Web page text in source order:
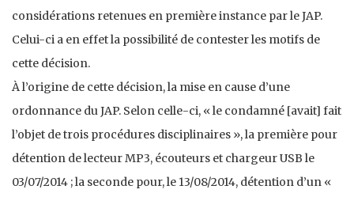
considérations retenues en première instance par le JAP.
Celui-ci a en effet la possibilité de contester les motifs de
cette décision.
À l’origine de cette décision, la mise en cause d’une
ordonnance du JAP. Selon celle-ci, « le condamné [avait] fait
l’objet de trois procédures disciplinaires », la première pour
détention de lecteur MP3, écouteurs et chargeur USB le
03/07/2014 ; la seconde pour, le 13/08/2014, détention d’un «